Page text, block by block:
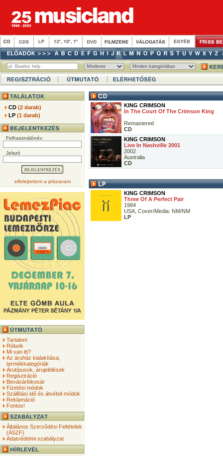
CD(2 darab)
LP(1 darab)
Felhasználónév
Jelszó
elfelejtettem a jelszavam
Tartalom
Rólunk
Mi van itt?
Az áruház kialakítása,
termékkategóriák
Árutípusok, árujelölések
Regisztráció
Bevásárlókosár
Fizetési módok
Szállítási idő és átvételi módok
Reklamáció
Fontos!
Általános Szerződési Feltételek
(ÁSZF)
Adatvédelmi szabályzat
KING CRIMSON
In The Court Of The Crimson King
Remastered
CD
KING CRIMSON
Live In Nashville 2001
2002
Australia
CD
KING CRIMSON
Three Of A Perfect Pair
1984
USA, Cover/Media: NM/NM
LP